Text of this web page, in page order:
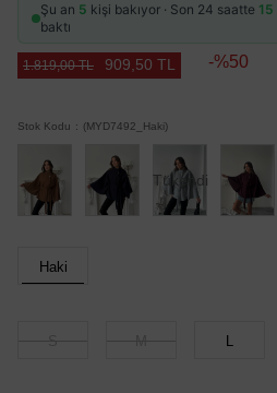
Şu an 5 kişi bakıyor · Son 24 saatte 15
baktı
1.819,00 TL 909,50 TL 50
Stok Kodu (MYD7492_Haki)
Tükendi
Haki
L